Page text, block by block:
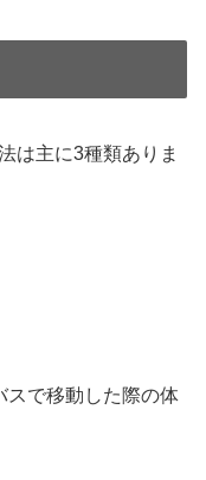
は主に3種類ありま
スで移動した際の体